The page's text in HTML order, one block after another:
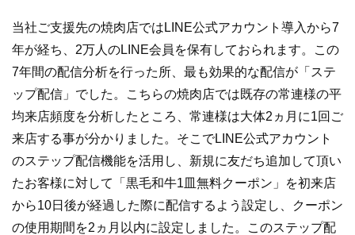
当社ご支援先の焼肉店ではLINE公式アカウント導入から7
年が経ち、2万人のLINE会員を保有しておられます。この
7年間の配信分析を行った所、最も効果的な配信が「ステ
ップ配信」でした。こちらの焼肉店では既存の常連様の平
均来店頻度を分析したところ、常連様は大体2ヵ月に1回ご
来店する事が分かりました。そこでLINE公式アカウント
のステップ配信機能を活用し、新規に友だち追加して頂い
たお客様に対して「黒毛和牛1皿無料クーポン」を初来店
から10日後が経過した際に配信するよう設定し、クーポン
の使用期間を2ヵ月以内に設定しました。このステップ配